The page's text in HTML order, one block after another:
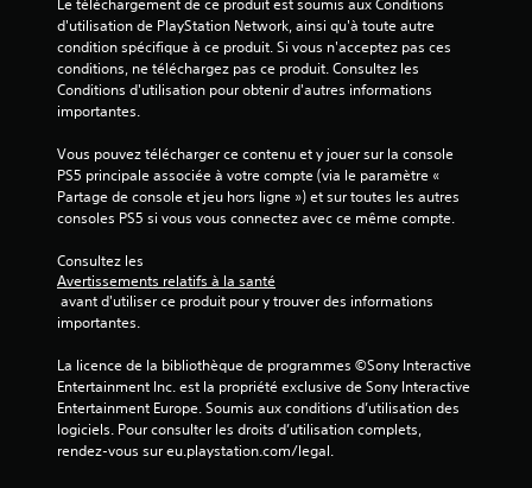
l
e
s
u
r
8
5
d'utilisation de PlayStation Network, ainsi qu'à toute autre
condition spécifique à ce produit. Si vous n'acceptez pas ces
conditions, ne téléchargez pas ce produit. Consultez les
Conditions d'utilisation pour obtenir d'autres informations
importantes.
Vous pouvez télécharger ce contenu et y jouer sur la console
PS5 principale associée à votre compte (via le paramètre «
Partage de console et jeu hors ligne ») et sur toutes les autres
consoles PS5 si vous vous connectez avec ce même compte.
Consultez les
Avertissements relatifs à la santé
importantes.
La licence de la bibliothèque de programmes ©Sony Interactive
Entertainment Inc. est la propriété exclusive de Sony Interactive
Entertainment Europe. Soumis aux conditions d’utilisation des
logiciels. Pour consulter les droits d’utilisation complets,
rendez-vous sur eu.playstation.com/legal.